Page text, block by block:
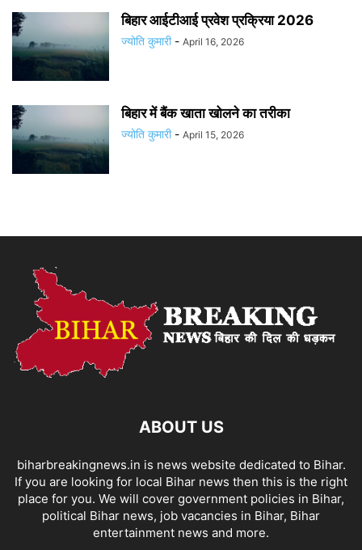
बिहार आईटीआई प्रवेश प्रक्रिया 2026
ज्योति कुमारी - April 16, 2026
बिहार में बैंक खाता खोलने का तरीका
ज्योति कुमारी - April 15, 2026
ABOUT US
biharbreakingnews.in is news website dedicated to Bihar.
If you are looking for local Bihar news then this is the right
place for you. We will cover government policies in Bihar,
political Bihar news, job vacancies in Bihar, Bihar
entertainment news and more.